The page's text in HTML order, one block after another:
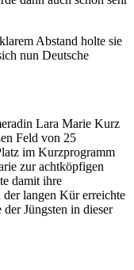
Abstand holte sie
nun Deutsche
Lara Marie Kurz
Feld von 25
im Kurzprogramm
zur achtköpfigen
damit ihre
langen Kür erreichte
Jüngsten in dieser